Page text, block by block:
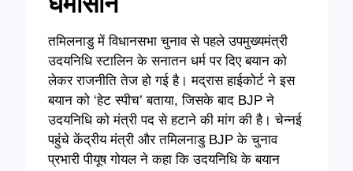
तमिलनाडु में विधानसभा चुनाव से पहले उपमुख्यमंत्री
उदयनिधि स्टालिन के सनातन धर्म पर दिए बयान को
लेकर राजनीति तेज हो गई है। मद्रास हाईकोर्ट ने इस
बयान को ‘हेट स्पीच’ बताया, जिसके बाद BJP ने
उदयनिधि को मंत्री पद से हटाने की मांग की है। चेन्नई
पहुंचे केंद्रीय मंत्री और तमिलनाडु BJP के चुनाव
प्रभारी पीयूष गोयल ने कहा कि उदयनिधि के बयान